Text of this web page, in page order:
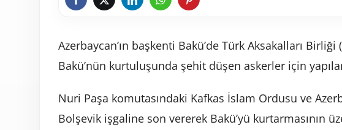
Azerbaycan’ın başkenti Bakü’de Türk Aksakalları
Bakü’nün kurtuluşunda şehit düşen askerler için
Nuri Paşa komutasındaki Kafkas İslam Ordusu ve
Bolşevik işgaline son vererek Bakü’yü kurtarmasının